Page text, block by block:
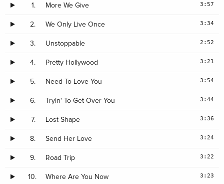
1. More We Give 3:57
2. We Only Live Once 3:34
3. Unstoppable 2:52
4. Pretty Hollywood 3:21
5. Need To Love You 3:54
6. Tryin' To Get Over You 3:44
7. Lost Shape 3:36
8. Send Her Love 3:24
9. Road Trip 3:22
10. Where Are You Now 3:23